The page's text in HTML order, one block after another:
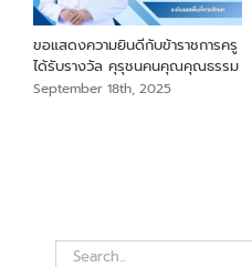
ขอแสดงความยินดีกับข้าราชการครู
ได้รับรางวัล คุรุชนคนคุณคุณธรรม
September 18th, 2025
Search